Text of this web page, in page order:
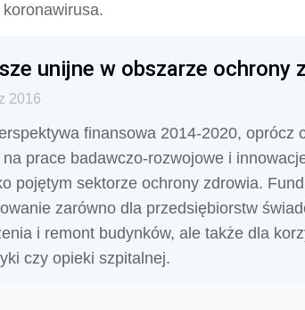
unijne w obszarze ochrony
2016
finansowa 2014-2020, oprócz
prace badawczo-rozwojowe i
pojętym sektorze ochrony zdrowia.
zarówno dla przedsiębiorstw
i remont budynków, ale także dla
czy opieki szpitalnej.